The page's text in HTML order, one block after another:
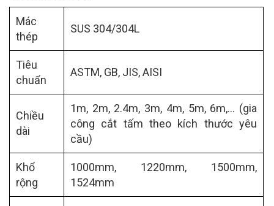
Mác
thép
SUS 304/304L
Tiêu
chuẩn
ASTM, GB, JIS, AISI
Chiều
dài
1m, 2m, 2.4m, 3m, 4m, 5m, 6m,… (gia
công cắt tấm theo kích thước yêu
cầu)
Khổ
rộng
1000mm, 1220mm, 1500mm,
1524mm